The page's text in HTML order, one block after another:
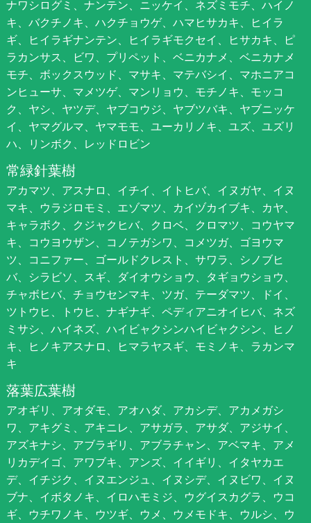
ナワシログミ、ナンテン、ニッケイ、ネズミモチ、ハイノ
キ、バクチノキ、ハクチョウゲ、ハマヒサカキ、ヒイラ
ギ、ヒイラギナンテン、ヒイラギモクセイ、ヒサカキ、ピ
ラカンサス、ビワ、プリペット、ベニカナメ、ベニカナメ
モチ、ボックスウッド、マサキ、マテバシイ、マホニアコ
ンヒューサ、マメツゲ、マンリョウ、モチノキ、モッコ
ク、ヤシ、ヤツデ、ヤブコウジ、ヤブツバキ、ヤブニッケ
イ、ヤマグルマ、ヤマモモ、ユーカリノキ、ユズ、ユズリ
ハ、リンボク、レッドロビン
常緑針葉樹
アカマツ、アスナロ、イチイ、イトヒバ、イヌガヤ、イヌ
マキ、ウラジロモミ、エゾマツ、カイヅカイブキ、カヤ、
キャラボク、クジャクヒバ、クロベ、クロマツ、コウヤマ
キ、コウヨウザン、コノテガシワ、コメツガ、ゴヨウマ
ツ、コニファー、ゴールドクレスト、サワラ、シノブヒ
バ、シラビソ、スギ、ダイオウショウ、タギョウショウ、
チャボヒバ、チョウセンマキ、ツガ、テーダマツ、ドイ、
ツトウヒ、トウヒ、ナギナギ、ペディアニオイヒバ、ネズ
ミサシ、ハイネズ、ハイビャクシンハイビャクシン、ヒノ
キ、ヒノキアスナロ、ヒマラヤスギ、モミノキ、ラカンマ
キ
落葉広葉樹
アオギリ、アオダモ、アオハダ、アカシデ、アカメガシ
ワ、アキグミ、アキニレ、アサガラ、アサダ、アジサイ、
アズキナシ、アブラギリ、アブラチャン、アベマキ、アメ
リカデイゴ、アワブキ、アンズ、イイギリ、イタヤカエ
デ、イチジク、イヌエンジュ、イヌシデ、イヌビワ、イヌ
ブナ、イボタノキ、イロハモミジ、ウグイスカグラ、ウコ
ギ、ウチワノキ、ウツギ、ウメ、ウメモドキ、ウルシ、ウ